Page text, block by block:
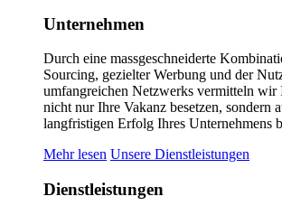
Unternehmen
Durch eine massgeschneiderte
Sourcing, gezielter Werbung und der
umfangreichen Netzwerks vermitteln wir
nicht nur Ihre Vakanz besetzen, sondern
langfristigen Erfolg Ihres Unternehmens
Mehr lesen Unsere Dienstleistungen
Dienstleistungen